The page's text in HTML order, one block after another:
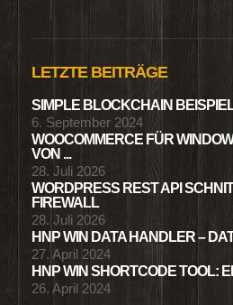
LETZTE BEITRÄGE
SIMPLE BLOCKCHAIN
6. September 2024
WOOCOMMERCE FÜR
VON ...
28. Juli 2026
WORDPRESS REST API
FIREWALL
28. Juli 2026
HNP WIN DATA HANDLER –
27. April 2024
HNP WIN SHORTCODE TOOL:
26. April 2024